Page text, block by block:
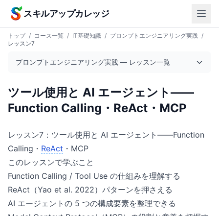
本文へスキップ
スキルアップカレッジ
トップ / コース一覧 / IT基礎知識 / プロンプトエンジニアリング実践 /
レッスン7
プロンプトエンジニアリング実践 — レッスン一覧
ツール使用と AI エージェント——
Function Calling・ReAct・MCP
レッスン7：ツール使用と AI エージェント——Function
Calling・ ReAct ・MCP
このレッスンで学ぶこと
Function Calling / Tool Use の仕組みを理解する
ReAct（Yao et al. 2022）パターンを押さえる
AI エージェントの 5 つの構成要素を整理できる